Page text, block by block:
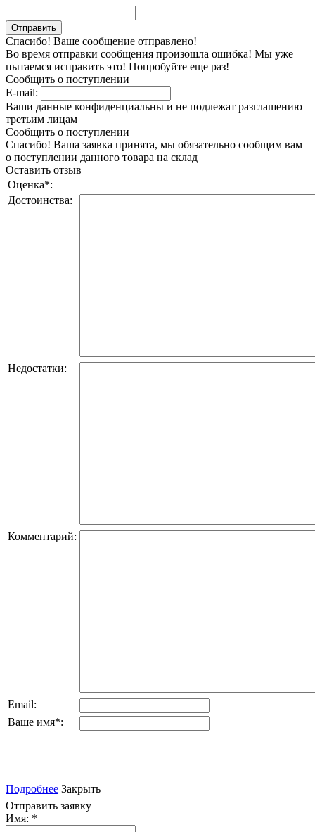
Спасибо! Ваше сообщение отправлено!
Во время отправки сообщения произошла ошибка! Мы уже
пытаемся исправить это! Попробуйте еще раз!
Сообщить о поступлении
E-mail:
Ваши данные конфиденциальны и не подлежат разглашению
третьим лицам
Сообщить о поступлении
Спасибо! Ваша заявка принята, мы обязательно сообщим вам
о поступлении данного товара на склад
Оставить отзыв
Оценка*:
Достоинства:
Недостатки:
Комментарий:
Email:
Ваше имя*:
Подробнее Закрыть
Отправить заявку
Имя: *